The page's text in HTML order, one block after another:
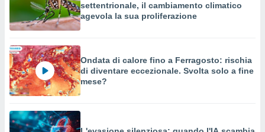
settentrionale, il cambiamento climatico
agevola la sua proliferazione
Ondata di calore fino a Ferragosto: rischia
di diventare eccezionale. Svolta solo a fine
mese?